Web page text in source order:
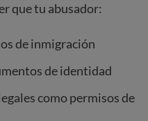
que tu abusador:
de inmigración
de identidad
como permisos de